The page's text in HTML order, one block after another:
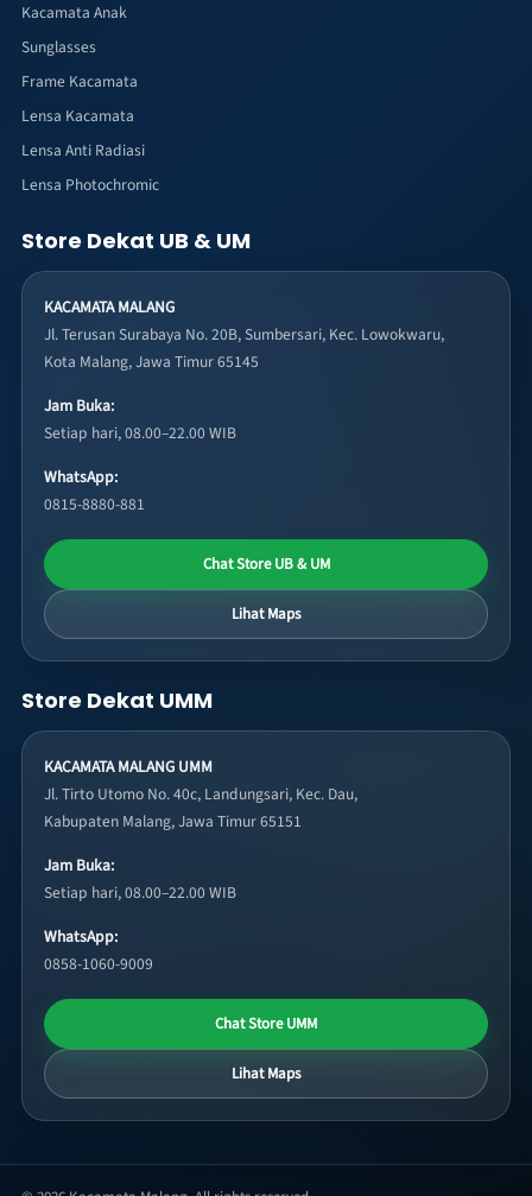
Kacamata Anak
Sunglasses
Frame Kacamata
Lensa Kacamata
Lensa Anti Radiasi
Lensa Photochromic
Store Dekat UB & UM
KACAMATA MALANG
Jl. Terusan Surabaya No. 20B, Sumbersari, Kec. Lowokwaru,
Kota Malang, Jawa Timur 65145
Jam Buka:
Setiap hari, 08.00–22.00 WIB
WhatsApp:
0815-8880-881
Chat Store UB & UM
Lihat Maps
Store Dekat UMM
KACAMATA MALANG UMM
Jl. Tirto Utomo No. 40c, Landungsari, Kec. Dau,
Kabupaten Malang, Jawa Timur 65151
Jam Buka:
Setiap hari, 08.00–22.00 WIB
WhatsApp:
0858-1060-9009
Chat Store UMM
Lihat Maps